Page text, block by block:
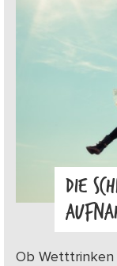
DIE
Ob Wetttrinken